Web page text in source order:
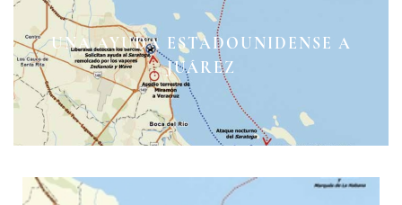
UNA AYUDA ESTADOUNIDENSE A
JUÁREZ